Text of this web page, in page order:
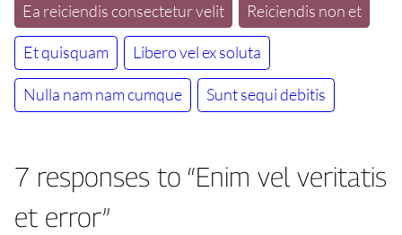
Ea reiciendis consectetur velit
Reiciendis non et
Et quisquam Libero vel ex soluta
Nulla nam nam cumque Sunt sequi debitis
7 responses to “Enim vel veritatis
et error”